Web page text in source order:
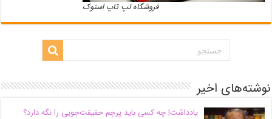
فروشگاه لپ تاپ استوک
نوشته‌های اخیر
یادداشت| ‌چه کسی باید پرچم حقیقت‌جویی را نگه دارد؟